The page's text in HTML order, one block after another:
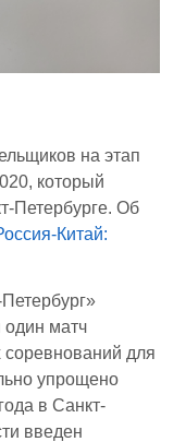
на этап
который
Петербурге. Об
Китай:
один матч
для
упрощено
в Санкт-
введен